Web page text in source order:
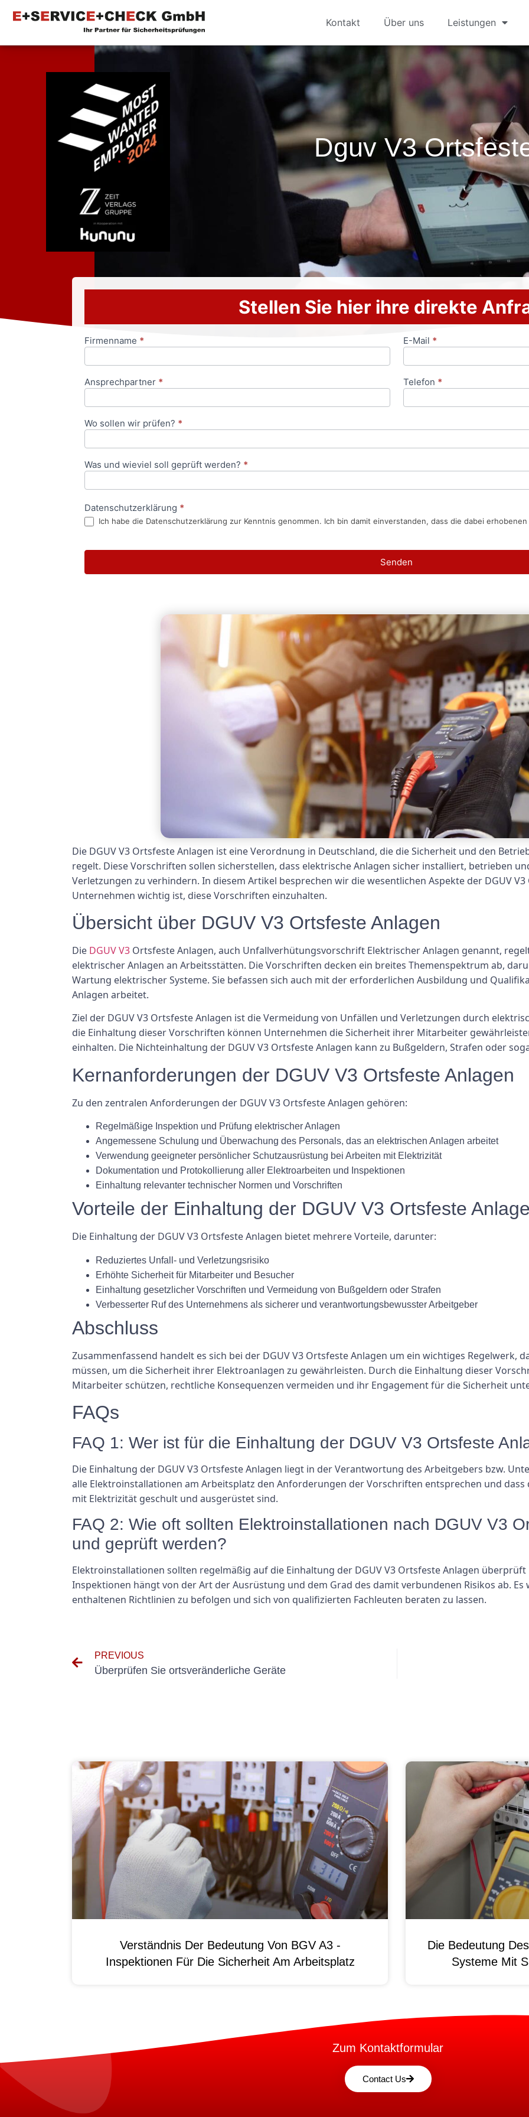
Kontakt Über uns Leistungen
Dguv V3
Stellen Sie hier ihre direkte
Anfrageformular
Firmenname * E-Mail *
Ansprechpartner * Telefon *
Wo sollen wir prüfen? *
Was und wieviel soll geprüft werden? *
Datenschutzerklärung *
Ich habe die Datenschutzerklärung zur Kenntnis genommen. Ich bin damit einverstanden, dass die dabei
Senden
Die DGUV V3 Ortsfeste Anlagen ist eine Verordnung in Deutschland, die die Sicherheit und den
regelt. Diese Vorschriften sollen sicherstellen, dass elektrische Anlagen sicher installiert, betrieben
Verletzungen zu verhindern. In diesem Artikel besprechen wir die wesentlichen Aspekte der DGUV
Unternehmen wichtig ist, diese Vorschriften einzuhalten.
Übersicht über DGUV V3 Ortsfeste Anlagen
Die DGUV V3 Ortsfeste Anlagen, auch Unfallverhütungsvorschrift Elektrischer Anlagen genannt,
elektrischer Anlagen an Arbeitsstätten. Die Vorschriften decken ein breites Themenspektrum ab,
Wartung elektrischer Systeme. Sie befassen sich auch mit der erforderlichen Ausbildung und
Anlagen arbeitet.
Ziel der DGUV V3 Ortsfeste Anlagen ist die Vermeidung von Unfällen und Verletzungen durch
die Einhaltung dieser Vorschriften können Unternehmen die Sicherheit ihrer Mitarbeiter
einhalten. Die Nichteinhaltung der DGUV V3 Ortsfeste Anlagen kann zu Bußgeldern, Strafen oder
Kernanforderungen der DGUV V3 Ortsfeste Anlagen
Zu den zentralen Anforderungen der DGUV V3 Ortsfeste Anlagen gehören:
Regelmäßige Inspektion und Prüfung elektrischer Anlagen
Angemessene Schulung und Überwachung des Personals, das an elektrischen Anlagen arbeitet
Verwendung geeigneter persönlicher Schutzausrüstung bei Arbeiten mit Elektrizität
Dokumentation und Protokollierung aller Elektroarbeiten und Inspektionen
Einhaltung relevanter technischer Normen und Vorschriften
Vorteile der Einhaltung der DGUV V3 Ortsfeste
Die Einhaltung der DGUV V3 Ortsfeste Anlagen bietet mehrere Vorteile, darunter:
Reduziertes Unfall- und Verletzungsrisiko
Erhöhte Sicherheit für Mitarbeiter und Besucher
Einhaltung gesetzlicher Vorschriften und Vermeidung von Bußgeldern oder Strafen
Verbesserter Ruf des Unternehmens als sicherer und verantwortungsbewusster Arbeitgeber
Abschluss
Zusammenfassend handelt es sich bei der DGUV V3 Ortsfeste Anlagen um ein wichtiges Regelwerk,
müssen, um die Sicherheit ihrer Elektroanlagen zu gewährleisten. Durch die Einhaltung dieser
Mitarbeiter schützen, rechtliche Konsequenzen vermeiden und ihr Engagement für die Sicherheit
FAQs
FAQ 1: Wer ist für die Einhaltung der DGUV V3 Ortsfeste
Die Einhaltung der DGUV V3 Ortsfeste Anlagen liegt in der Verantwortung des Arbeitgebers bzw.
alle Elektroinstallationen am Arbeitsplatz den Anforderungen der Vorschriften entsprechen und
mit Elektrizität geschult und ausgerüstet sind.
FAQ 2: Wie oft sollten Elektroinstallationen nach DGUV V3
und geprüft werden?
Elektroinstallationen sollten regelmäßig auf die Einhaltung der DGUV V3 Ortsfeste Anlagen
Inspektionen hängt von der Art der Ausrüstung und dem Grad des damit verbundenen Risikos ab.
enthaltenen Richtlinien zu befolgen und sich von qualifizierten Fachleuten beraten zu lassen.
PREVIOUS
Überprüfen Sie ortsveränderliche Geräte
Verständnis Der Bedeutung Von BGV A3 -
Inspektionen Für Die Sicherheit Am Arbeitsplatz
Die Bedeutung
Systeme Mit
Zum Kontaktformular
Contact Us